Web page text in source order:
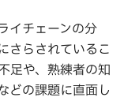
イチェーンの分
さらされているこ
足や、熟練者の知
どの課題に直面し